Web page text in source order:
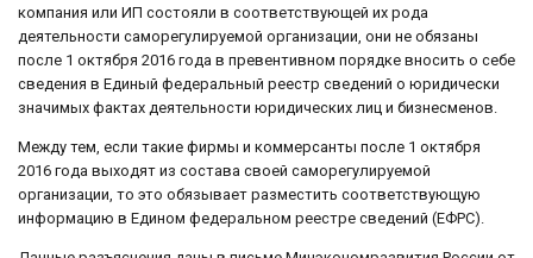
компания или ИП состояли в соответствующей их рода
деятельности саморегулируемой организации, они не обязаны
после 1 октября 2016 года в превентивном порядке вносить о себе
сведения в Единый федеральный реестр сведений о юридически
значимых фактах деятельности юридических лиц и бизнесменов.
Между тем, если такие фирмы и коммерсанты после 1 октября
2016 года выходят из состава своей саморегулируемой
организации, то это обязывает разместить соответствующую
информацию в Едином федеральном реестре сведений (ЕФРС).